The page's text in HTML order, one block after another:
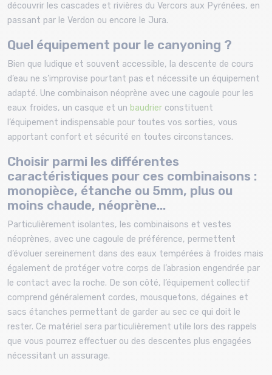
découvrir les cascades et rivières du Vercors aux Pyrénées, en
passant par le Verdon ou encore le Jura.
Quel équipement pour le canyoning ?
Bien que ludique et souvent accessible, la descente de cours
d’eau ne s’improvise pourtant pas et nécessite un équipement
adapté. Une combinaison néoprène avec une cagoule pour les
eaux froides, un casque et un baudrier constituent
l’équipement indispensable pour toutes vos sorties, vous
apportant confort et sécurité en toutes circonstances.
Choisir parmi les différentes
caractéristiques pour ces combinaisons :
monopièce, étanche ou 5mm, plus ou
moins chaude, néoprène...
Particulièrement isolantes, les combinaisons et vestes
néoprènes, avec une cagoule de préférence, permettent
d’évoluer sereinement dans des eaux tempérées à froides mais
également de protéger votre corps de l’abrasion engendrée par
le contact avec la roche. De son côté, l’équipement collectif
comprend généralement cordes, mousquetons, dégaines et
sacs étanches permettant de garder au sec ce qui doit le
rester. Ce matériel sera particulièrement utile lors des rappels
que vous pourrez effectuer ou des descentes plus engagées
nécessitant un assurage.